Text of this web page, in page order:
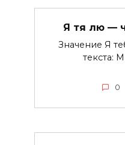
Я тя лю —
Значение Я
текста:
0